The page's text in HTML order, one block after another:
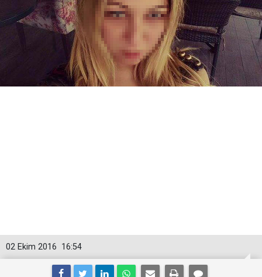
16:54
02 Ekim 2016